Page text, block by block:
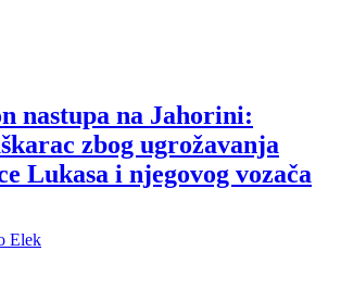
nastupa na Jahorini:
zbog ugrožavanja
Lukasa i njegovog vozača
Elek